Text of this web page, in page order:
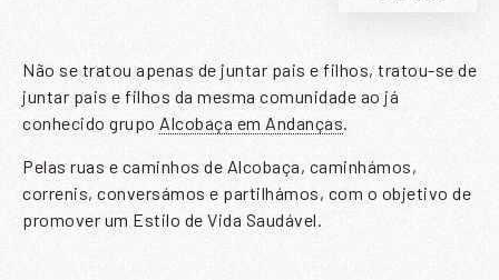
Não se tratou apenas de juntar pais e filhos, tratou-se de
juntar pais e filhos da mesma comunidade ao já
conhecido grupo Alcobaça em Andanças.
Pelas ruas e caminhos de Alcobaça, caminhámos,
correnis, conversámos e partilhámos, com o objetivo de
promover um Estilo de Vida Saudável.